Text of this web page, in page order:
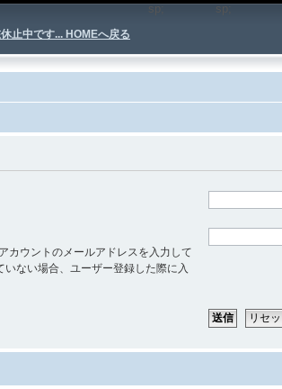
止中です... HOMEへ戻る
sp; sp;
カウントのメールアドレスを入力して
ない場合、ユーザー登録した際に入